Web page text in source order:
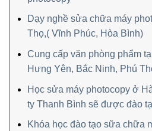
Dạy nghề sửa chữa máy
Thọ,( Vĩnh Phúc, Hòa Bình)
Cung cấp văn phòng phẩm
Hưng Yên, Bắc Ninh, Phú
Học sửa máy photocopy ở
ty Thanh Bình sẽ được đào
Khóa học đào tạo sữa chữa